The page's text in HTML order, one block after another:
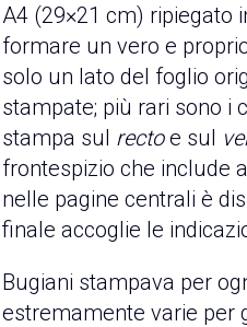
A4 (29×21 cm) ripiegato
formare un vero e
solo un lato del foglio
stampate; più rari sono i
stampa sul rectoe sul
frontespizio che include
nelle pagine centrali è
finale accoglie le
Bugiani stampava per
estremamente varie per